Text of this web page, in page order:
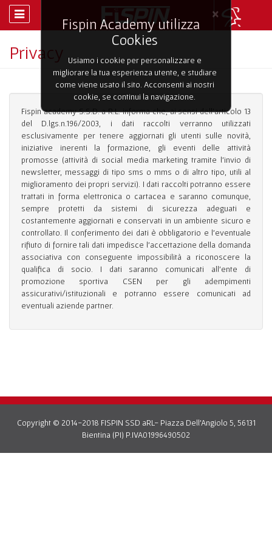
Privacy
Fispin academy S.S.D. a R.L. informa che, ai sensi dell’articolo 13
del D.lgs.n.196/2003, i dati raccolti verranno utilizzati
esclusivamente per tenere aggiornati gli utenti sulle novità,
iniziative inerenti la formazione, gli eventi delle attività
promosse (attività di social media marketing tramite l’invio di
newsletter, messaggi di tipo sms o mms o di altro tipo, utili al
miglioramento dei propri servizi). I dati raccolti potranno essere
trattati in forma elettronica o cartacea e saranno comunque,
sempre protetti da sistemi di sicurezza adeguati e
costantemente aggiornati e conservati in un ambiente sicuro e
controllato. Il conferimento dei dati è obbligatorio e l’eventuale
rifiuto di fornire tali dati impedisce l’accettazione della domanda
associativa con conseguente impossibilità a riconoscere la
qualifica di socio. I dati saranno comunicati all’ente di
promozione sportiva CSEN per gli adempimenti
assicurativi/istituzionali e potranno essere comunicati ad
eventuali aziende partner.
Copyright © 2014-2018 FISPIN SSD aRL- Piazza Dell'Angiolo 5, 56131
Bientina (PI) P.IVA01996490502
×
Fispin Academy utilizza
Cookies
Usiamo i cookie per personalizzare e
migliorare la tua esperienza utente, e studiare
come viene usato il sito. Acconsenti ai nostri
cookie, se continui la navigazione.